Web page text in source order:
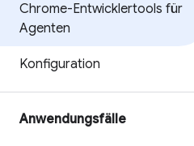
Chrome-Entwicklertools für
Agenten
Konfiguration
Anwendungsfälle